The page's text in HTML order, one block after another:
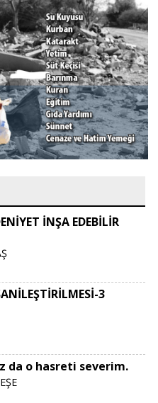
İNŞA EDEBİLİR
3
da o hasreti severim.